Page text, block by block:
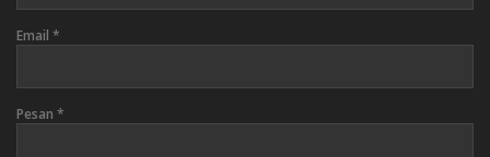
Email *
Pesan *